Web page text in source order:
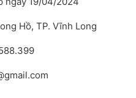
Hồ, TP. Vĩnh Long